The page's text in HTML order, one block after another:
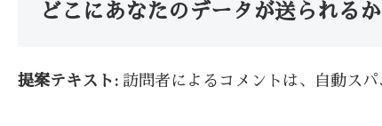
どこにあなたのデータが送られるか
提案テキスト: 訪問者によるコメントは、自動ス